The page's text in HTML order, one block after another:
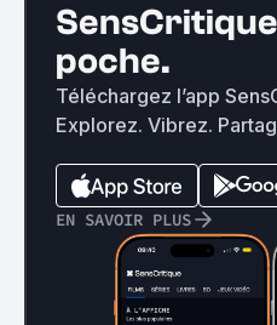
poche.
Téléchargez l’app
Explorez. Vibrez.
EN SAVOIR PLUS